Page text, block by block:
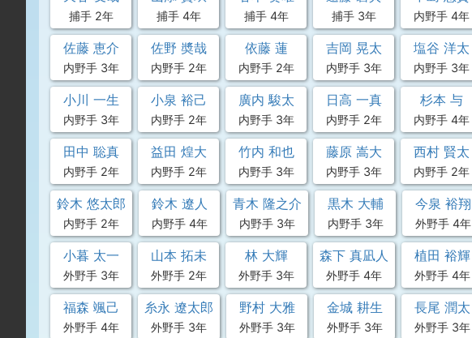
捕手 2年 捕手 4年 捕手 4年 捕手 3年 内野手 4年
佐藤 恵介
内野手 3年
佐野 奬哉
内野手 2年
依藤 蓮
内野手 2年
吉岡 晃太
内野手 3年
塩谷 洋太
内野手 3年
小川 一生
内野手 3年
小泉 裕己
内野手 2年
廣内 駿太
内野手 3年
日高 一真
内野手 2年
杉本 与
内野手 4年
田中 聡真
内野手 2年
益田 煌大
内野手 2年
竹内 和也
内野手 3年
藤原 嵩大
内野手 3年
西村 賢太
内野手 2年
鈴木 悠太郎
内野手 2年
鈴木 遼人
内野手 4年
青木 隆之介
内野手 3年
黒木 大輔
内野手 3年
今泉 裕翔
外野手 4年
小暮 太一
外野手 3年
山本 拓未
外野手 2年
林 大輝
外野手 3年
森下 真凪人
外野手 4年
植田 裕輝
外野手 4年
福森 颯己
外野手 4年
糸永 遼太郎
外野手 3年
野村 大雅
外野手 3年
金城 耕生
外野手 3年
長尾 潤太
外野手 3年